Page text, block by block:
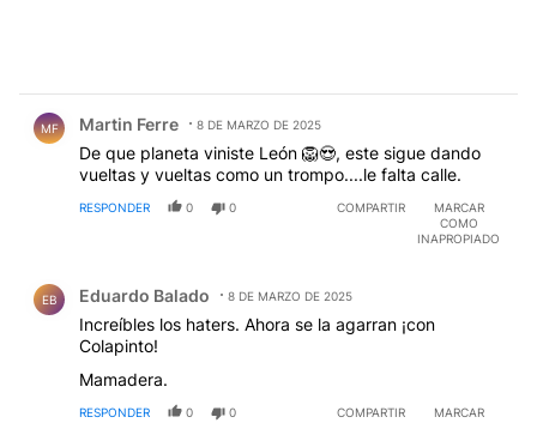
MF Martin Ferre 8 DE MARZO DE 2025
De que planeta viniste León 🦁😍, este sigue dando
vueltas y vueltas como un trompo....le falta calle.
RESPONDER 0 0 COMPARTIR
MARCAR
COMO
INAPROPIADO
EB Eduardo Balado 8 DE MARZO DE 2025
Increíbles los haters. Ahora se la agarran ¡con
Colapinto!
Mamadera.
RESPONDER 0 0 COMPARTIR
MARCAR